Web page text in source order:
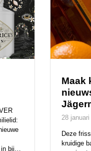
bijna
Maak
28
Deze
kruidige